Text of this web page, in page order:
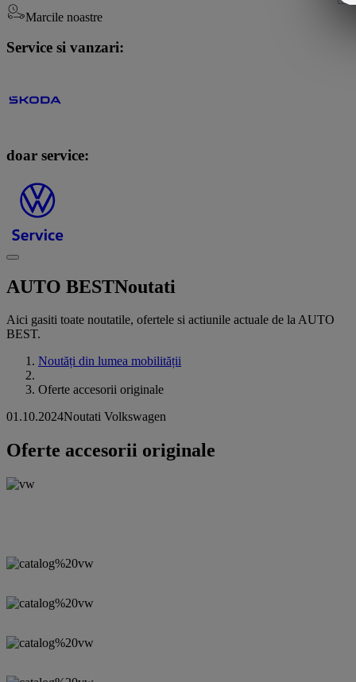
Marcile noastre
Service si vanzari:
doar service:
AUTO BESTNoutati
Aici gasiti toate noutatile, ofertele si actiunile actuale de la AUTO
BEST.
Noutăți din lumea mobilității
Oferte accesorii originale
01.10.2024Noutati Volkswagen
Oferte accesorii originale